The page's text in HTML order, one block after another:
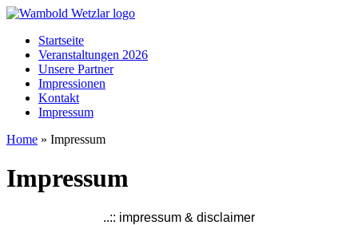
Startseite
Veranstaltungen 2026
Unsere Partner
Impressionen
Kontakt
Impressum
Home » Impressum
Impressum
..:: impressum & disclaimer